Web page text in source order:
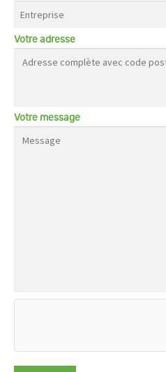
Votre adresse
Votre message